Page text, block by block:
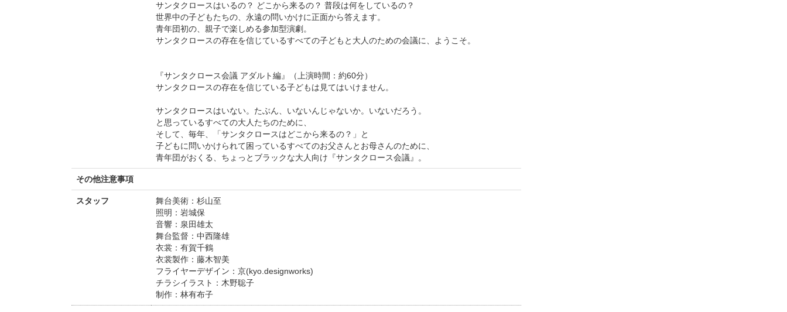
サンタクロースはいるの？ どこから来るの？ 普段は何をしているの？
世界中の子どもたちの、永遠の問いかけに正面から答えます。
青年団初の、親子で楽しめる参加型演劇。
サンタクロースの存在を信じているすべての子どもと大人のための会議に、ようこそ。
『サンタクロース会議 アダルト編』（上演時間：約60分）
サンタクロースの存在を信じている子どもは見てはいけません。
サンタクロースはいない。たぶん、いないんじゃないか。いないだろう。
と思っているすべての大人たちのために、
そして、毎年、「サンタクロースはどこから来るの？」と
子どもに問いかけられて困っているすべてのお父さんとお母さんのために、
青年団がおくる、ちょっとブラックな大人向け『サンタクロース会議』。
その他注意事項
スタッフ
舞台美術：杉山至
照明：岩城保
音響：泉田雄太
舞台監督：中西隆雄
衣裳：有賀千鶴
衣裳製作：藤木智美
フライヤーデザイン：京(kyo.designworks)
チラシイラスト：木野聡子
制作：林有布子